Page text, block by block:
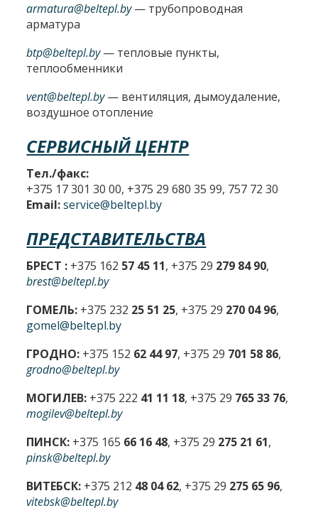
armatura@beltepl.by— трубопроводная
арматура
btp@beltepl.by— тепловые пункты,
теплообменники
vent@beltepl.by— вентиляция, дымоудаление,
воздушное отопление
СЕРВИСНЫЙ ЦЕНТР
Тел./факс:
+375 17 301 30 00, +375 29 680 35 99, 757 72 30
Email: service@beltepl.by
ПРЕДСТАВИТЕЛЬСТВА
БРЕСТ : +375 162 57 45 11, +375 29 279 84 90,
brest@beltepl.by
ГОМЕЛЬ: +375 232 25 51 25, +375 29 270 04 96,
gomel@beltepl.by
ГРОДНО: +375 152 62 44 97, +375 29 701 58 86,
grodno@beltepl.by
МОГИЛЕВ: +375 222 41 11 18, +375 29 765 33 76,
mogilev@beltepl.by
ПИНСК: +375 165 66 16 48, +375 29 275 21 61,
pinsk@beltepl.by
ВИТЕБСК: +375 212 48 04 62, +375 29 275 65 96,
vitebsk@beltepl.by